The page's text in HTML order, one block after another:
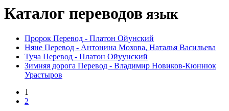
Каталог переводов язык
Пророк Перевод - Платон Ойунский
Няне Перевод - Антонина Мохова, Наталья Васильева
Туча Перевод - Платон Ойуунский
Зимняя дорога Перевод - Владимир Новиков-Кюннюк
Урастыров
1
2